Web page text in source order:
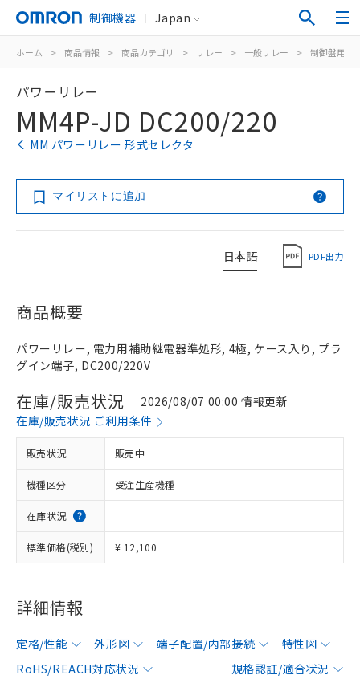
制御機器 Japan
ホーム > 商品情報 > 商品カテゴリ > リレー > 一般リレー > 制御盤用
パワーリレー
MM4P-JD DC200/220
MM パワーリレー 形式セレクタ
マイリストに追加
日本語 PDF出力
商品概要
パワーリレー, 電力用補助継電器準処形, 4極, ケース入り, プラ
グイン端子, DC200/220V
在庫/販売状況
2026/08/07 00:00 情報更新
在庫/販売状況 ご利用条件
販売状況 販売中
機種区分 受注生産機種
在庫状況
標準価格(税別) ¥ 12,100
詳細情報
定格/性能 外形図 端子配置/内部接続
特性図
RoHS/REACH対応状況
規格認証/適合状況